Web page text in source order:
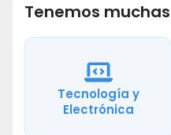
Tenemos
Tecnología y
Electrónica